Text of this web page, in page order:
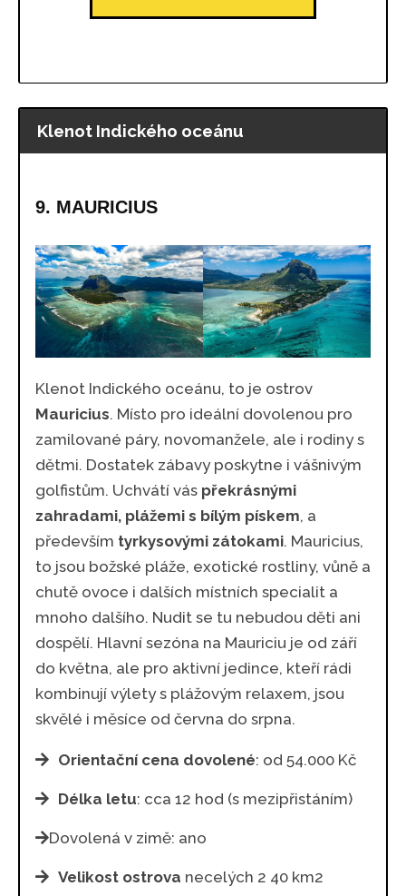
Klenot Indického oceánu
9. MAURICIUS
Klenot Indického oceánu, to je ostrov
Mauricius. Místo pro ideální dovolenou pro
zamilované páry, novomanžele, ale i rodiny s
dětmi. Dostatek zábavy poskytne i vášnivým
golfistům. Uchvátí vás překrásnými
zahradami, plážemi s bílým pískem, a
především tyrkysovými zátokami. Mauricius,
to jsou božské pláže, exotické rostliny, vůně a
chutě ovoce i dalších místních specialit a
mnoho dalšího. Nudit se tu nebudou děti ani
dospělí. Hlavní sezóna na Mauriciu je od září
do května, ale pro aktivní jedince, kteří rádi
kombinují výlety s plážovým relaxem, jsou
skvělé i měsíce od června do srpna.
Orientační cena dovolené: od 54.000 Kč
Délka letu: cca 12 hod (s mezipřistáním)
Dovolená v zimě: ano
Velikost ostrova necelých 2 40 km2